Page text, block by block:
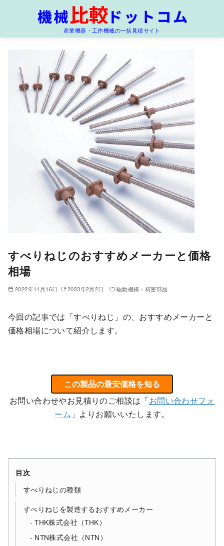
産業機器・工作機械の一括見積サイト
すべりねじのおすすめメーカーと価格
相場
2022年11月16日 2023年2月2日 駆動機構・精密部品
今回の記事では「すべりねじ」の、おすすめメーカーと
価格相場について紹介します。
この製品の最安価格を知る
お問い合わせやお見積りのご相談は「お問い合わせフォ
ーム 」よりお願いいたします。
目次
すべりねじの種類
すべりねじを製造するおすすめメーカー
THK株式会社（THK）
NTN株式会社（NTN）